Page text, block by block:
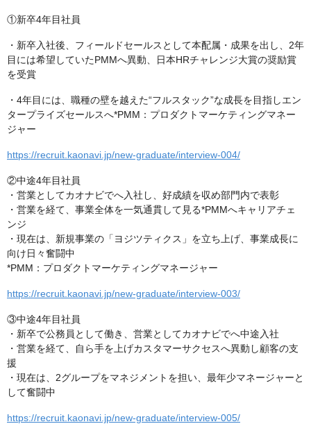
①新卒4年目社員
・新卒入社後、フィールドセールスとして本配属・成果を出し、2年
目には希望していたPMMへ異動、日本HRチャレンジ大賞の奨励賞
を受賞
・4年目には、職種の壁を越えた“フルスタック”な成長を目指しエン
タープライズセールスへ*PMM：プロダクトマーケティングマネー
ジャー
https://recruit.kaonavi.jp/new-graduate/interview-004/
②中途4年目社員
・営業としてカオナビでへ入社し、好成績を収め部門内で表彰
・営業を経て、事業全体を一気通貫して見る*PMMへキャリアチェ
ンジ
・現在は、新規事業の「ヨジツティクス」を立ち上げ、事業成長に
向け日々奮闘中
*PMM：プロダクトマーケティングマネージャー
https://recruit.kaonavi.jp/new-graduate/interview-003/
③中途4年目社員
・新卒で公務員として働き、営業としてカオナビでへ中途入社
・営業を経て、自ら手を上げカスタマーサクセスへ異動し顧客の支
援
・現在は、2グループをマネジメントを担い、最年少マネージャーと
して奮闘中
https://recruit.kaonavi.jp/new-graduate/interview-005/